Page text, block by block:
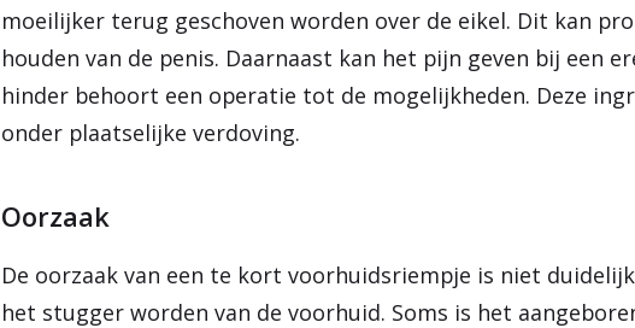
moeilijker terug geschoven worden over de eikel. Dit kan
houden van de penis. Daarnaast kan het pijn geven bij een
hinder behoort een operatie tot de mogelijkheden. Deze
onder plaatselijke verdoving.
Oorzaak
De oorzaak van een te kort voorhuidsriempje is niet
het stugger worden van de voorhuid. Soms is het